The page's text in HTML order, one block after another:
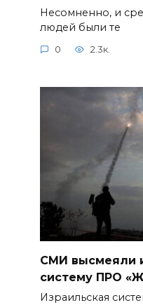
Несомненно, и
людей были те
0 2.3к.
СМИ высмеяли
систему ПРО
Израильская